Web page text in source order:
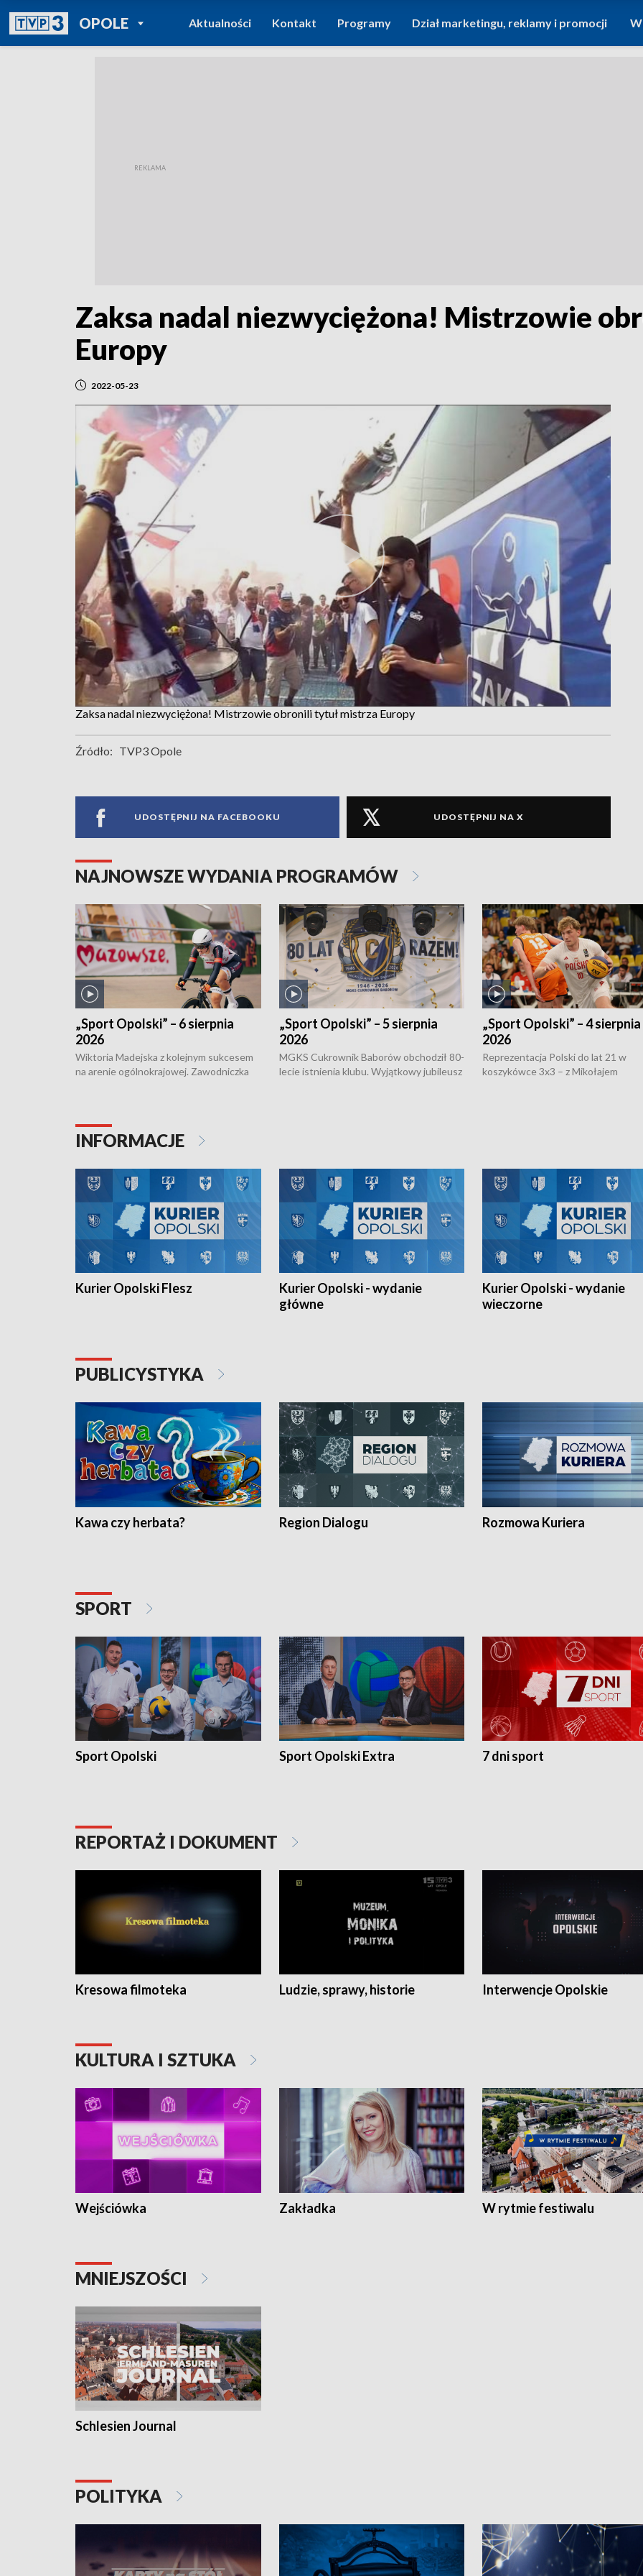
OPOLEPOWRÓT DO
TVP REGIONY
Aktualności Kontakt Programy Dział marketingu, reklamy i promocji
Zaksa nadal niezwyciężona! Mistrzowie
Europy
2022-05-23
Zaksa nadal niezwyciężona! Mistrzowie obronili tytuł mistrza Europy
Źródło: TVP3 Opole
UDOSTĘPNIJ NA FACEBOOKU UDOSTĘPNIJ NA X
NAJNOWSZE WYDANIA PROGRAMÓW
„Sport Opolski” – 6 sierpnia
2026
Wiktoria Madejska z kolejnym sukcesem
na arenie ogólnokrajowej. Zawodniczka
torowym.
„Sport Opolski” – 5 sierpnia
2026
MGKS Cukrownik Baborów obchodził 80-
lecie istnienia klubu. Wyjątkowy jubileusz
„Sport Opolski” – 4 sierpnia
2026
Reprezentacja Polski do lat 21 w
koszykówce 3x3 – z Mikołajem
INFORMACJE
Kurier Opolski Flesz
Kurier Opolski - wydanie
główne
Kurier Opolski - wydanie
wieczorne
PUBLICYSTYKA
Kawa czy herbata? Region Dialogu Rozmowa Kuriera
SPORT
Sport Opolski Sport Opolski Extra 7 dni sport
REPORTAŻ I DOKUMENT
Kresowa filmoteka Ludzie, sprawy, historie Interwencje Opolskie
KULTURA I SZTUKA
Wejściówka Zakładka W rytmie festiwalu
MNIEJSZOŚCI
Schlesien Journal
POLITYKA